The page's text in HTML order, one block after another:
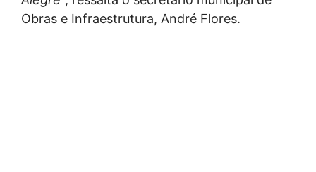
Obras e Infraestrutura, André Flores.